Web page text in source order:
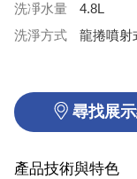
洗凈水量
4.8L
洗淨方式
龍捲噴射
尋找展
產品技術與特色